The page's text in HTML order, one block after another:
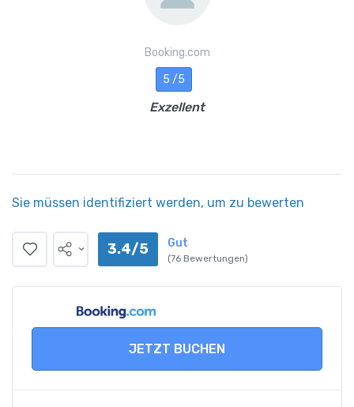
Booking.com
5 /5
Exzellent
Sie müssen identifiziert werden, um zu bewerten
3.4/5 Gut
(76 Bewertungen)
JETZT BUCHEN